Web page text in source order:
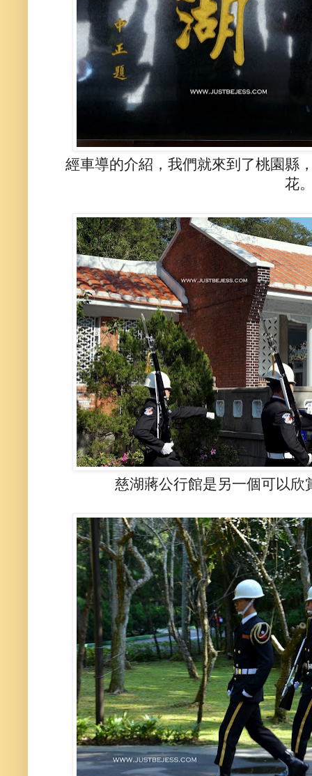
經車導的介紹，我們就來到了桃園縣
花
慈湖蔣公行館是另一個可以